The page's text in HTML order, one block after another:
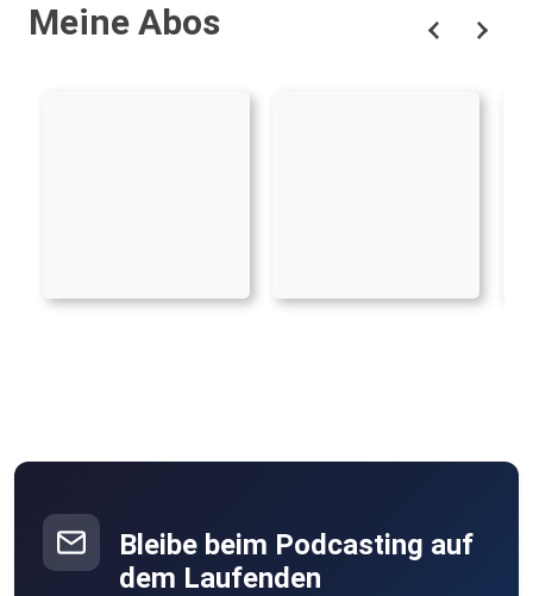
Meine Abos
Bleibe beim Podcasting auf
dem Laufenden